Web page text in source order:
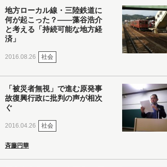
地方ローカル線・三陸鉄道に
何が起こった？――藻谷浩介
と考える「持続可能な地方経
済」
2016.08.26 社会
「被災者無視」で進む原発事
故復興行政に批判の声が相次
ぐ
2016.04.26 社会
斉藤円華